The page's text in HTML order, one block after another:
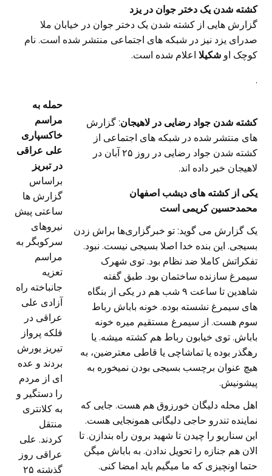
کشته شدن یک دختر جوان در یزد
گزارش هایی از کشته شدن یک دختر جوان در خیابان ملا
صدرای یزد نیز در شبکه های اجتماعی منتشر شده است. نام
کوچک او شکیلا اعلام شده است.
حمله به
مراسم
خاکسپاری
علی عراقی
در تبریز
براساس
گزارش ها
ساعتی پیش
نیروهای
سرکوبگر به
مراسم
تعزیه
جانباخته راه
آزادی علی
عراقی در
فلکه پرواز
تیریز یورش
بردند و عده
ای از مردم
را دستگیر و
به کلانتری
منتقل
کردند. علی
عراقی روز
گذشته ۲۵
.
کشته شدن جواد رضایی در لاهیجان: گزارش
های منتشر شده در شبکه های اجتماعی از
کشته شدن جواد رضایی در روز ۲۵ آبان در
لاهیجان خبر داده اند.
یکی از کشته های دیشب اصفهان
محمدحسین کریمی است
یک گزارش می گوید: تو خبرگزاری‌ها براش زدن
بسیجی. این بنده خدا اصلا بسیجی نیست. نبود.
تفکراتش کاملا ضد نظام بود. توی شهرک
سیمرغ سازنده ساختمان بود. طبق گفته
شاهدین تا ساعت ۹ شب هم در یکی از بنگاه
های سیمرغ نشسته بوده. خونه باباش رباط
سوم هست. از سیمرغ مستقیم میره خونه
باباش. توی خیابون رباط هم کشته میشه. یا
رهگذر بوده یا تماشاچی یا قاطی معترضین، به
هیچ عنوان برچسب بسیجی بودن نمیخوره به
پیشونیش.
اهل محله دلیگان خورزوق هم هست. جایی که
نماینده تندرو حاجی دلیگانی همونجایی هست.
این سناریو را چیدن تا شهید برون راه بندازن. تا
الان هم جنازه را تحویل ندادن. به باباش میگن
حتما اونچیزی که ما میگیم باید امضا کنی.